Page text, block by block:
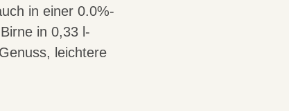
in einer 0.0%-
in 0,33 l-
leichtere